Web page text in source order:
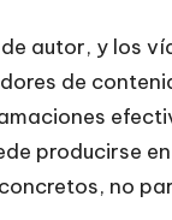
autor, y los
de
producirse
no